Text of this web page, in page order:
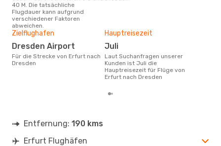
40 M. Die tatsächliche
Flugdauer kann aufgrund
verschiedener Faktoren
abweichen.
Zielflughafen
Dresden Airport
Für die Strecke von Erfurt nach
Dresden
Hauptreisezeit
Juli
Laut Suchanfragen unserer
Kunden ist Juli die
Hauptreisezeit für Flüge von
Erfurt nach Dresden
Entfernung: 190 kms
Erfurt Flughäfen